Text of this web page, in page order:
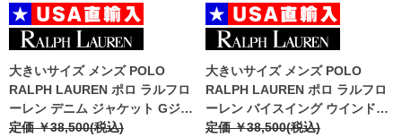
大きいサイズ メンズ POLO
RALPH LAUREN ポロ ラルフロ
ーレン デニム ジャケット Gジャ
ン USA直輸入 710673235-001
定価 ￥38,500(税込)
大きいサイズ メンズ POLO
RALPH LAUREN ポロ ラルフロ
ーレン バイスイング ウインドブ
レーカー USA直輸入
定価 ￥38,500(税込)